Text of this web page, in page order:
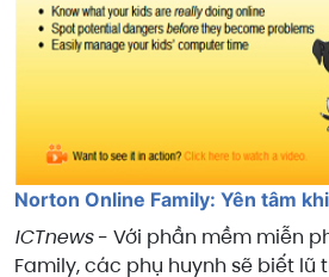
Norton Online Family: Yên tâm
ICTnews- Với phần mềm miễn
Family, các phụ huynh sẽ biết lũ